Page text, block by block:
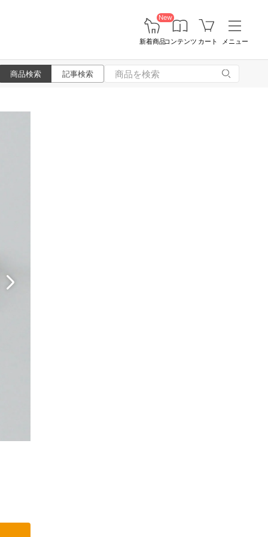
New
新着商品コンテンツ カート メニュー
商品検索 記事検索